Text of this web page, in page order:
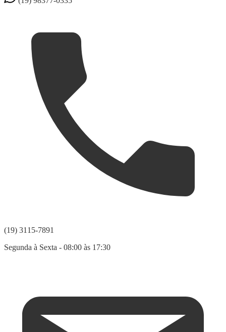
(19) 3115-7891
Segunda à Sexta - 08:00 às 17:30